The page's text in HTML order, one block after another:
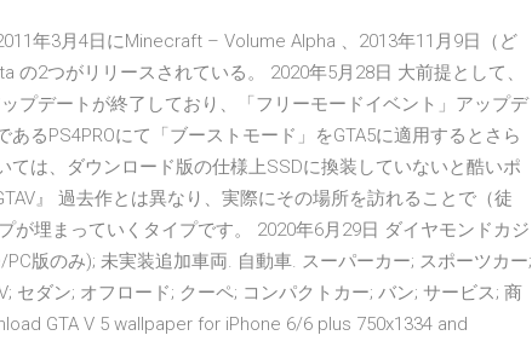
年3月4日にMinecraft – Volume Alpha 、2013年11月9日（ど
2つがリリースされている。 2020年5月28日 大前提として、
プデートが終了しており、「フリーモードイベント」アップデ
るPS4PROにて「ブーストモード」をGTA5に適用するとさら
ては、ダウンロード版の仕様上SSDに換装していないと酷いポ
』 過去作とは異なり、実際にその場所を訪れることで（徒
が埋まっていくタイプです。 2020年6月29日 ダイヤモンドカジ
版のみ); 未実装追加車両. 自動車. スーパーカー; スポーツカー;
セダン; オフロード; クーペ; コンパクトカー; バン; サービス; 商
GTA V 5 wallpaper for iPhone 6/6 plus 750x1334 and